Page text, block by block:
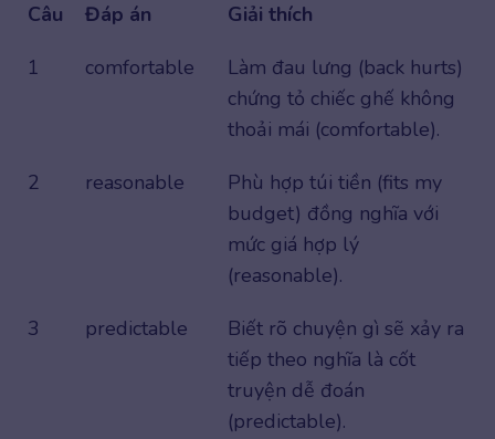
Câu Đáp án
Giải thích
1
comfortable
Làm đau lưng (back hurts)
chứng tỏ chiếc ghế không
thoải mái (comfortable).
2
reasonable
Phù hợp túi tiền (fits my
budget) đồng nghĩa với
mức giá hợp lý
(reasonable).
3
predictable
Biết rõ chuyện gì sẽ xảy ra
tiếp theo nghĩa là cốt
truyện dễ đoán
(predictable).